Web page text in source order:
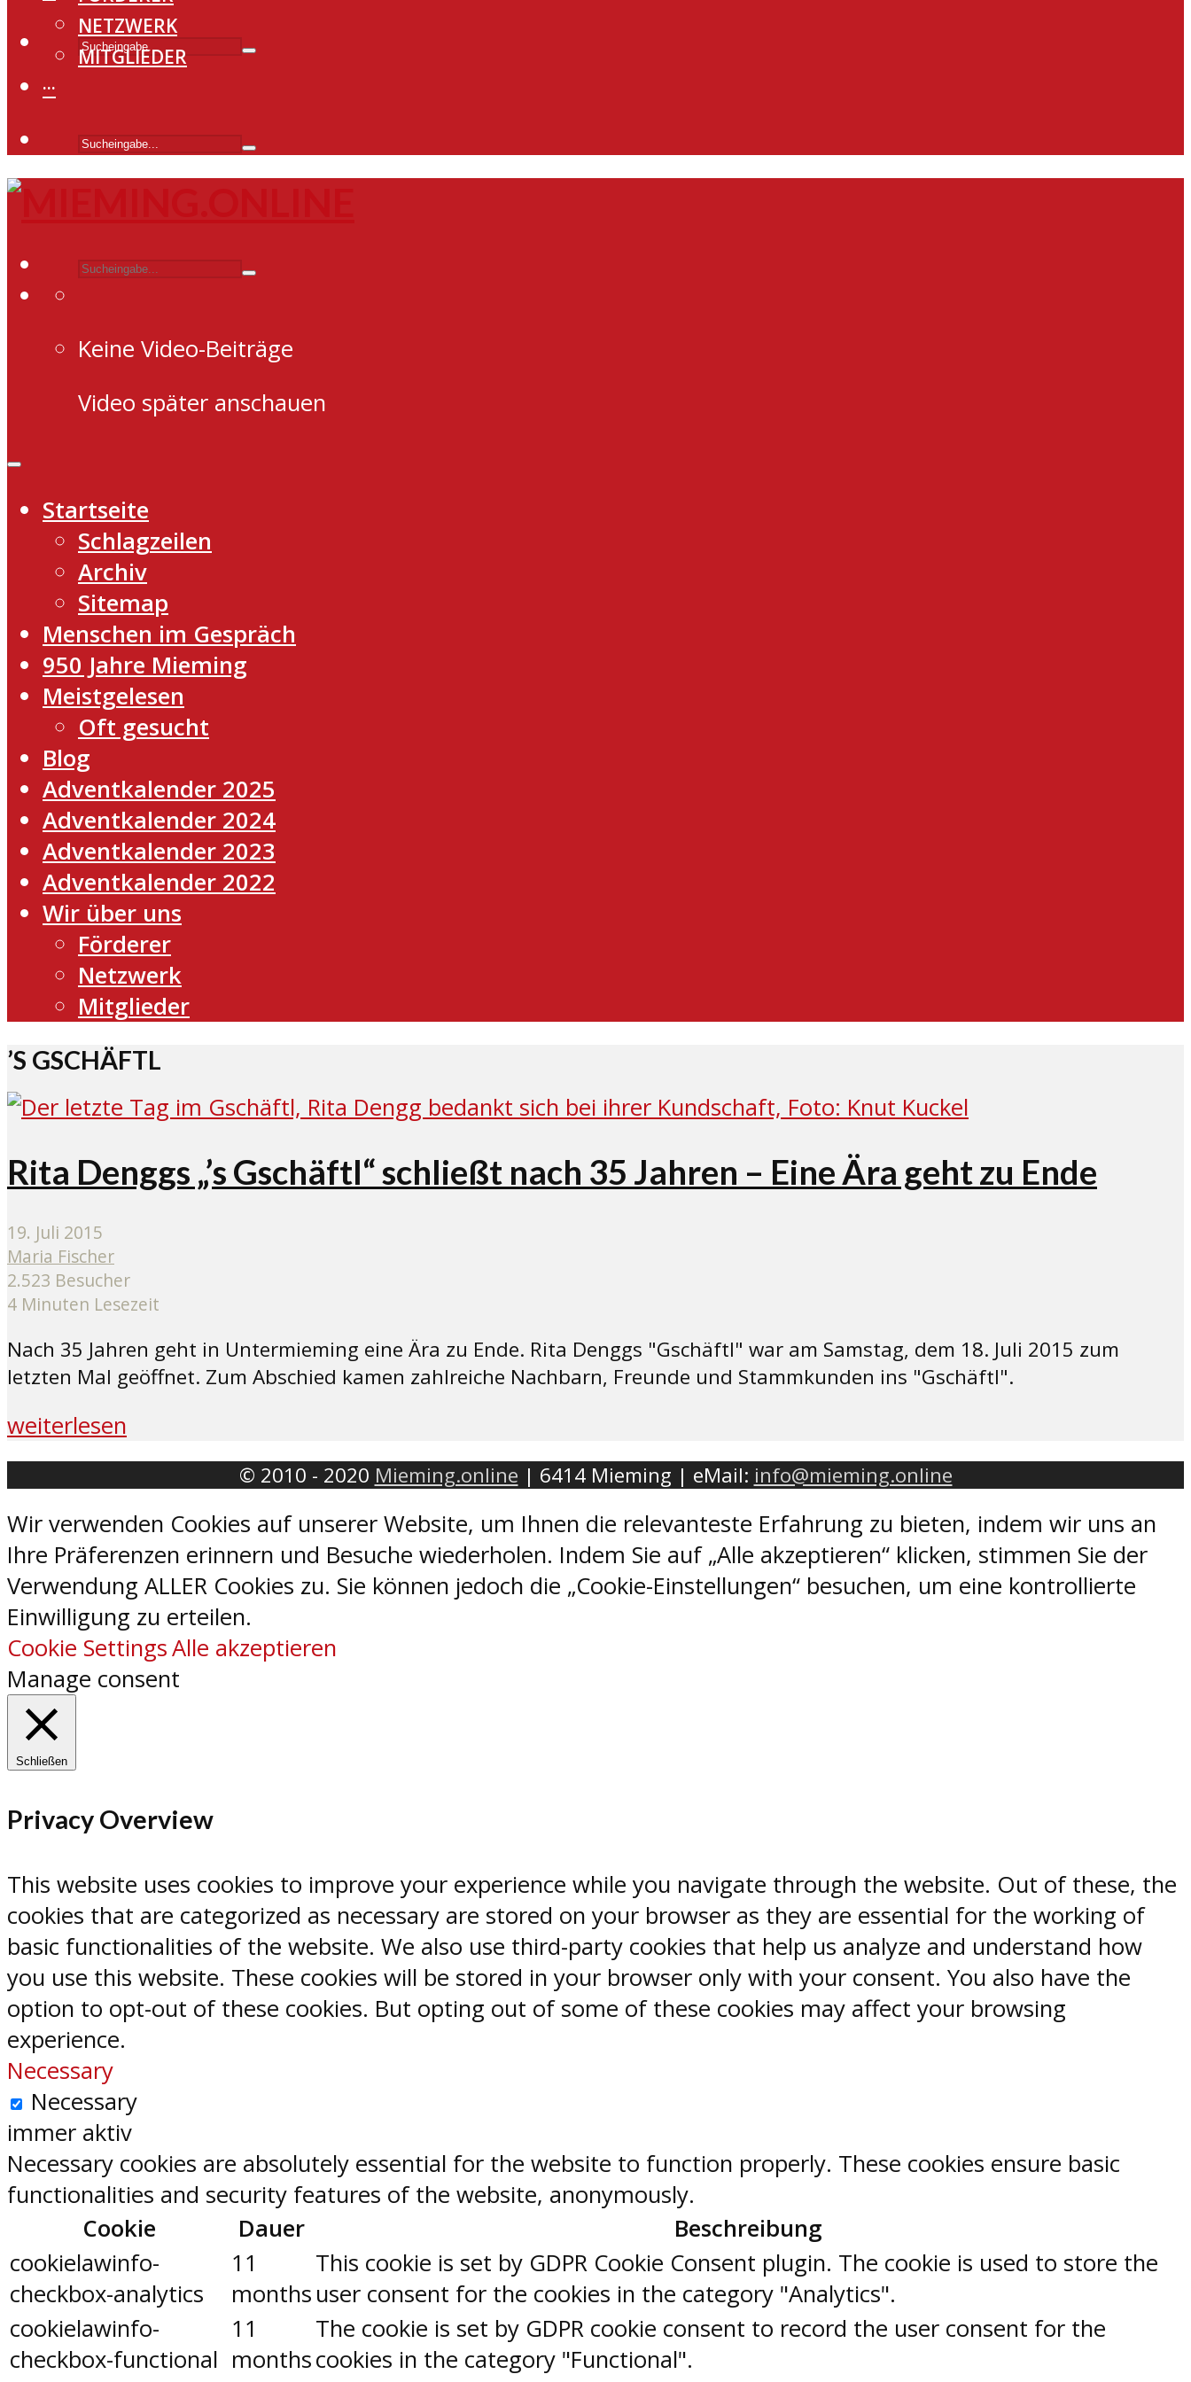
NETZWERK
MITGLIEDER
···
Keine Video-Beiträge
Video später anschauen
Startseite
Schlagzeilen
Archiv
Sitemap
Menschen im Gespräch
950 Jahre Mieming
Meistgelesen
Oft gesucht
Blog
Adventkalender 2025
Adventkalender 2024
Adventkalender 2023
Adventkalender 2022
Wir über uns
Förderer
Netzwerk
Mitglieder
’S GSCHÄFTL
Rita Denggs „’s Gschäftl“ schließt nach 35 Jahren – Eine Ära geht zu Ende
19. Juli 2015
Maria Fischer
2.523 Besucher
4 Minuten Lesezeit
Nach 35 Jahren geht in Untermieming eine Ära zu Ende. Rita Denggs "Gschäftl" war am Samstag, dem 18. Juli 2015 zum
letzten Mal geöffnet. Zum Abschied kamen zahlreiche Nachbarn, Freunde und Stammkunden ins "Gschäftl".
weiterlesen
© 2010 - 2020 Mieming.online | 6414 Mieming | eMail: info@mieming.online
Wir verwenden Cookies auf unserer Website, um Ihnen die relevanteste Erfahrung zu bieten, indem wir uns an
Ihre Präferenzen erinnern und Besuche wiederholen. Indem Sie auf „Alle akzeptieren“ klicken, stimmen Sie der
Verwendung ALLER Cookies zu. Sie können jedoch die „Cookie-Einstellungen“ besuchen, um eine kontrollierte
Einwilligung zu erteilen.
Cookie SettingsAlle akzeptieren
Manage consent
Schließen
Privacy Overview
This website uses cookies to improve your experience while you navigate through the website. Out of these, the
cookies that are categorized as necessary are stored on your browser as they are essential for the working of
basic functionalities of the website. We also use third-party cookies that help us analyze and understand how
you use this website. These cookies will be stored in your browser only with your consent. You also have the
option to opt-out of these cookies. But opting out of some of these cookies may affect your browsing
experience.
Necessary
Necessary
immer aktiv
Necessary cookies are absolutely essential for the website to function properly. These cookies ensure basic
functionalities and security features of the website, anonymously.
Cookie
Dauer
Beschreibung
cookielawinfo-
checkbox-analytics
11
months
This cookie is set by GDPR Cookie Consent plugin. The cookie is used to store the
user consent for the cookies in the category "Analytics".
cookielawinfo-
checkbox-functional
11
months
The cookie is set by GDPR cookie consent to record the user consent for the
cookies in the category "Functional".